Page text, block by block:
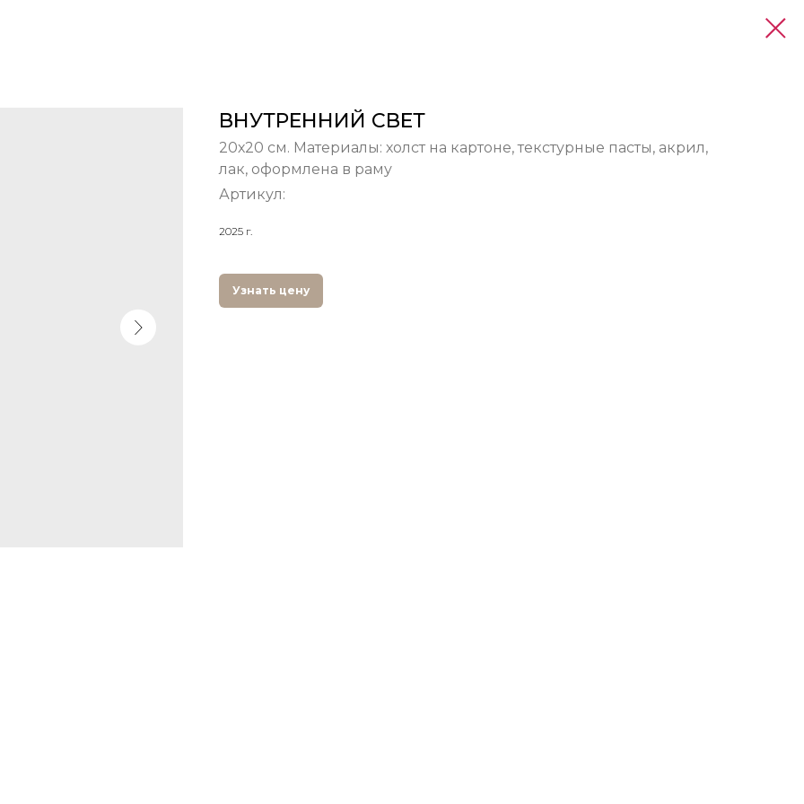
ВНУТРЕННИЙ СВЕТ
20х20 см. Материалы: холст на картоне, текстурные пасты, акрил,
лак, оформлена в раму
Артикул:
2025 г.
Узнать цену